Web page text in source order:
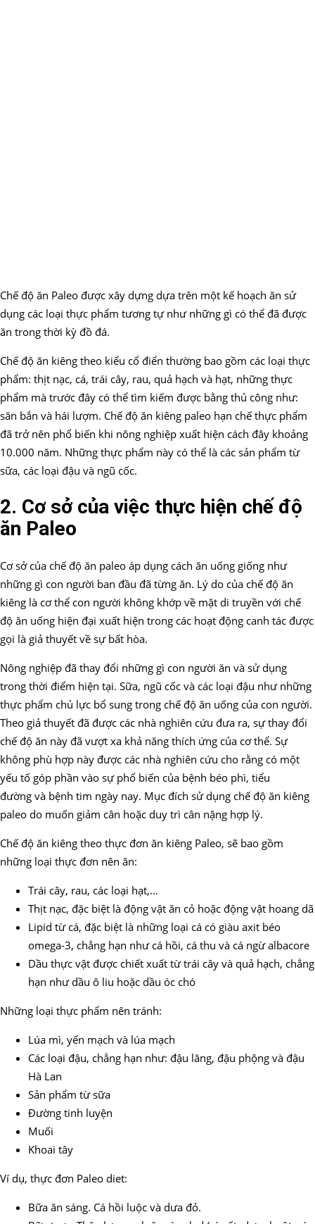
Chế độ ăn Paleo được xây dựng dựa trên một kế hoạch ăn sử
dụng các loại thực phẩm tương tự như những gì có thể đã được
ăn trong thời kỳ đồ đá.
Chế độ ăn kiêng theo kiểu cổ điển thường bao gồm các loại thực
phẩm: thịt nạc, cá, trái cây, rau, quả hạch và hạt, những thực
phẩm mà trước đây có thể tìm kiếm được bằng thủ công như:
săn bắn và hái lượm. Chế độ ăn kiêng paleo hạn chế thực phẩm
đã trở nên phổ biến khi nông nghiệp xuất hiện cách đây khoảng
10.000 năm. Những thực phẩm này có thể là các sản phẩm từ
sữa, các loại đậu và ngũ cốc.
2. Cơ sở của việc thực hiện chế độ
ăn Paleo
Cơ sở của chế độ ăn paleo áp dụng cách ăn uống giống như
những gì con người ban đầu đã từng ăn. Lý do của chế độ ăn
kiêng là cơ thể con người không khớp về mặt di truyền với chế
độ ăn uống hiện đại xuất hiện trong các hoạt động canh tác được
gọi là giả thuyết về sự bất hòa.
Nông nghiệp đã thay đổi những gì con người ăn và sử dụng
trong thời điểm hiện tại. Sữa, ngũ cốc và các loại đậu như những
thực phẩm chủ lực bổ sung trong chế độ ăn uống của con người.
Theo giả thuyết đã được các nhà nghiên cứu đưa ra, sự thay đổi
chế độ ăn này đã vượt xa khả năng thích ứng của cơ thể. Sự
không phù hợp này được các nhà nghiên cứu cho rằng có một
yếu tố góp phần vào sự phổ biến của bệnh béo phì, tiểu
đường và bệnh tim ngày nay. Mục đích sử dụng chế độ ăn kiêng
paleo do muốn giảm cân hoặc duy trì cân nặng hợp lý.
Chế độ ăn kiêng theo thực đơn ăn kiêng Paleo, sẽ bao gồm
những loại thực đơn nên ăn:
Trái cây, rau, các loại hạt,…
Thịt nạc, đặc biệt là động vật ăn cỏ hoặc động vật hoang dã
Lipid từ cá, đặc biệt là những loại cá có giàu axit béo
omega-3, chẳng hạn như cá hồi, cá thu và cá ngừ albacore
Dầu thực vật được chiết xuất từ trái cây và quả hạch, chẳng
hạn như dầu ô liu hoặc dầu óc chó
Những loại thực phẩm nên tránh:
Lúa mì, yến mạch và lúa mạch
Các loại đậu, chẳng hạn như: đậu lăng, đậu phộng và đậu
Hà Lan
Sản phẩm từ sữa
Đường tinh luyện
Muối
Khoai tây
Ví dụ, thực đơn Paleo diet:
Bữa ăn sáng. Cá hồi luộc và dưa đỏ.